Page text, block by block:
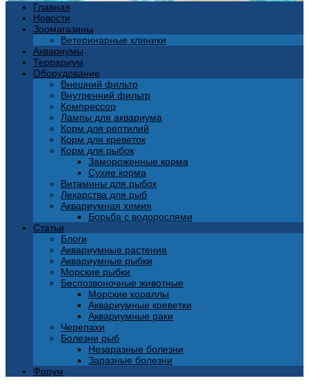
Главная
Новости
Зоомагазины
Ветеринарные клиники
Аквариумы
Террариум
Оборудование
Внешний фильтр
Внутренний фильтр
Компрессор
Лампы для аквариума
Корм для рептилий
Корм для креветок
Корм для рыбок
Замороженные корма
Сухие корма
Витамины для рыбок
Лекарства для рыб
Аквариумная химия
Борьба с водорослями
Статьи
Блоги
Аквариумные растения
Аквариумные рыбки
Морские рыбки
Беспозвоночные животные
Морские кораллы
Аквариумные креветки
Аквариумные раки
Черепахи
Болезни рыб
Незаразные болезни
Заразные болезни
Форум